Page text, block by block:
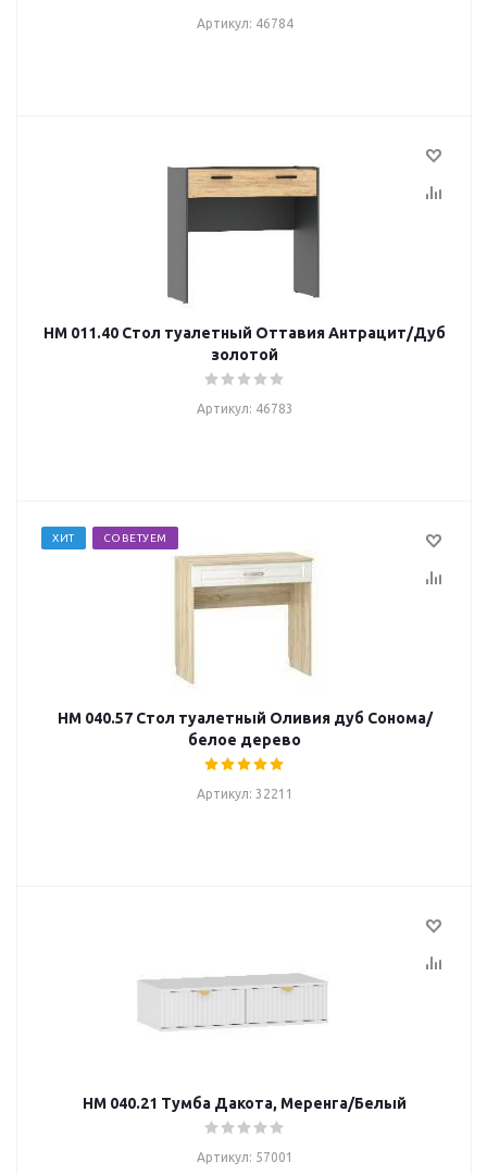
Артикул: 46784
НМ 011.40 Стол туалетный Оттавия Антрацит/Дуб
золотой
Артикул: 46783
ХИТ СОВЕТУЕМ
НМ 040.57 Стол туалетный Оливия дуб Сонома/
белое дерево
Артикул: 32211
НМ 040.21 Тумба Дакота, Меренга/Белый
Артикул: 57001